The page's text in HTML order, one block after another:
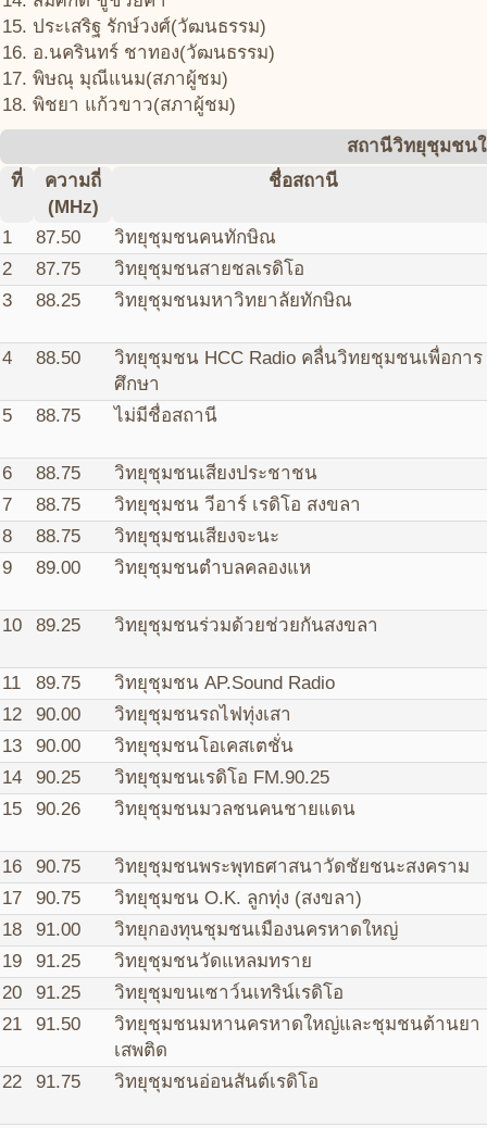
ประเสริฐ รักษ์วงศ์(วัฒนธรรม)
อ.นครินทร์ ชาทอง(วัฒนธรรม)
พิษณุ มุณีแนม(สภาผู้ชม)
พิชยา แก้วขาว(สภาผู้ชม)
สถานีวิทยุชุมชน
ที่
ความถี่
(MHz)
ชื่อสถานี
1 87.50
วิทยุชุมชนคนทักษิณ
2
87.75
วิทยุชุมชนสายชลเรดิโอ
3
88.25 วิทยุชุมชนมหาวิทยาลัยทักษิณ
4 88.50
วิทยุชุมชน HCC Radio คลื่นวิทยชุมชนเพื่อการ
ศึกษา
5
88.75 ไม่มีชื่อสถานี
6 88.75
วิทยุชุมชนเสียงประชาชน
7
88.75
วิทยุชุมชน วีอาร์ เรดิโอ สงขลา
8
88.75
วิทยุชุมชนเสียงจะนะ
9
89.00 วิทยุชุมชนตำบลคลองแห
10 89.25 วิทยุชุมชนร่วมด้วยช่วยกันสงขลา
11 89.75
วิทยุชุมชน AP.Sound Radio
12
90.00
วิทยุชุมชนรถไฟทุ่งเสา
13
90.00
วิทยุชุมชนโอเคสเตชั่น
14
90.25
วิทยุชุมชนเรดิโอ FM.90.25
15
90.26 วิทยุชุมชนมวลชนคนชายแดน
16 90.75
วิทยุชุมชนพระพุทธศาสนาวัดชัยชนะสงคราม
17
90.75
วิทยุชุมชน O.K. ลูกทุ่ง (สงขลา)
18
91.00
วิทยุกองทุนชุมชนเมืองนครหาดใหญ่
19
91.25
วิทยุชุมชนวัดแหลมทราย
20
91.25
วิทยุชุมขนเซาว์นเทริน์เรดิโอ
21
91.50
วิทยุชุมชนมหานครหาดใหญ่และชุมชนต้านยา
เสพติด
22
91.75 วิทยุชุมชนอ่อนสันต์เรดิโอ